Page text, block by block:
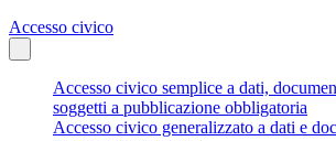
Accesso civico
Accesso civico semplice a dati,
soggetti a pubblicazione obbligatoria
Accesso civico generalizzato a dati e